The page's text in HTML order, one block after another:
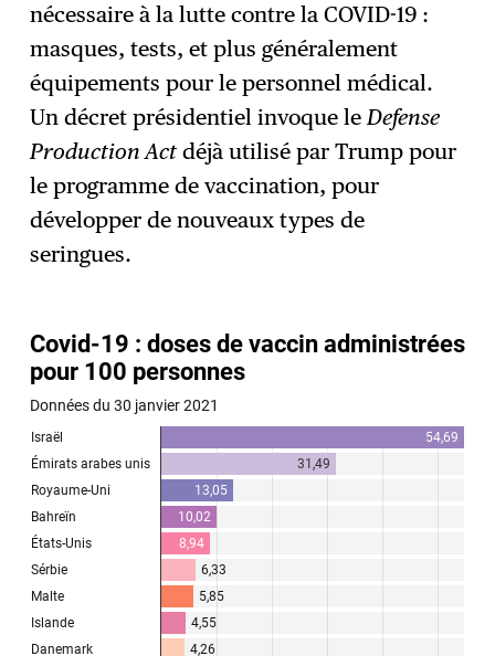
nécessaire à la lutte contre la COVID-19 :
masques, tests, et plus généralement
équipements pour le personnel médical.
Un décret présidentiel invoque leDefense
Production Act déjà utilisé par Trump pour
le programme de vaccination, pour
développer de nouveaux types de
seringues.